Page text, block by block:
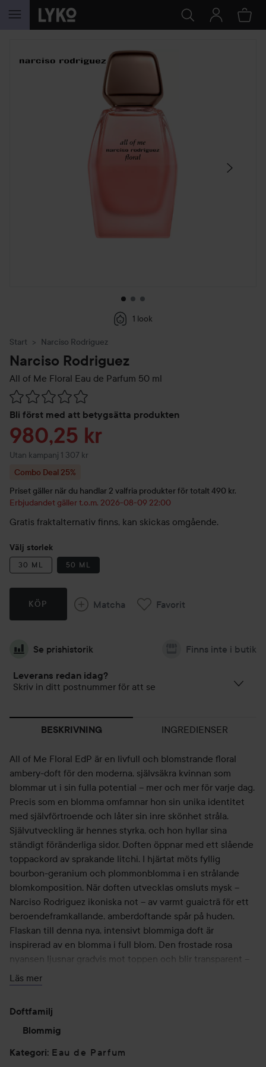
HOPPA TILL INNEHÅLLET
HOPPA ÖVER SEKTIONEN
1 look
Start Narciso Rodriguez
Narciso Rodriguez
All of Me Floral Eau de Parfum 50 ml
Bli först med att betygsätta produkten
Hoppa till Betyg & kommentarer
Reapris
980,25 kr
Utan kampanj 1 307 kr
Combo Deal 25%
Priset gäller när du handlar 2 valfria produkter för totalt 490 kr.
Erbjudandet gäller t.o.m. 2026-08-09 22:00
Gratis fraktalternativ finns, kan skickas omgående.
Välj storlek
30 ML 50 ML
KÖP Matcha Favorit
Se prishistorik Finns inte i butik
Leverans redan idag?
Skriv in ditt postnummer för att se
BESKRIVNING INGREDIENSER
All of Me Floral EdP är en livfull och blomstrande floral
ambery-doft för den moderna, självsäkra kvinnan som
blommar ut i sin fulla potential – mer och mer för varje dag.
Precis som en blomma omfamnar hon sin unika identitet
med självförtroende och låter sin inre skönhet stråla.
Självutveckling är hennes styrka, och hon hyllar sina
ständigt föränderliga sidor. Doften öppnar med ett slående
toppackord av sprakande litchi. I hjärtat möts fyllig
bourbon-geranium och plommonblomma i en strålande
blomkomposition. När doften utvecklas omsluts mysk –
Narciso Rodriguez ikoniska not – av varmt guaicträ för ett
beroendeframkallande, amberdoftande spår på huden.
Flaskan till denna nya, intensivt blommiga doft är
inspirerad av en blomma i full blom. Den frostade rosa
nyansen ljusnar gradvis mot toppen och blir transparent –
vilket avslöjar den persikotonade parfymen inuti.
• Doftfamilj: Floral Ambery
• Eau de Parfum
Läs mer
Doftfamilj
Blommig
Kategori: Eau de Parfum